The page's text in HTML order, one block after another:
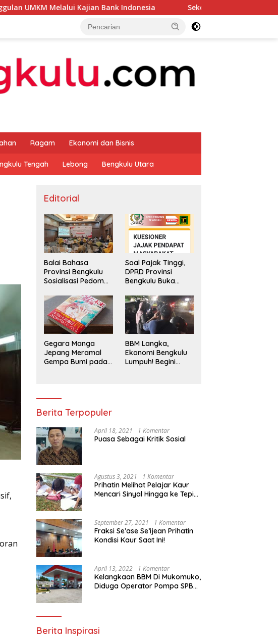
Kajian Bank Indonesia Sekda Apresiasi Inspektorat Provinsi
Ragam Ekonomi dan Bisnis
Tengah Lebong Bengkulu Utara
Editorial
Balai Bahasa
Provinsi Bengkulu
Sosialisasi Pedoman
Penggunaan
Bahasa Indonesia
Soal Pajak Tinggi,
DPRD Provinsi
Bengkulu Buka
Pengaduan
Masyarakat
Gegara Manga
Jepang Meramal
Gempa Bumi pada
BBM Langka,
Ekonomi Bengkulu
Lumpuh! Begini
Berita Terpopuler
April 18, 2021 1 Komentar
Puasa Sebagai Kritik Sosial
Agustus 3, 2021 1 Komentar
Prihatin Melihat Pelajar Kaur
Mencari Sinyal Hingga ke Tepi
Segera Bertindak
September 27, 2021 1 Komentar
Fraksi Se’ase Se’ijean Prihatin
Kondisi Kaur Saat Ini!
April 13, 2022 1 Komentar
Kelangkaan BBM Di Mukomuko,
Diduga Operator Pompa SPBU
Berita Inspirasi